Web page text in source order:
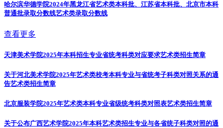
哈尔滨华德学院2024年黑龙江省艺术类本科批、江苏省本科批、北京市本科
普通批录取分数线艺术类录取分数线
查看更多
天津美术学院2025年本科招生专业省统考科类对应要求艺术类招生简章
关于河北美术学院2025年艺术类校考本科专业与省统考子科类对照关系的通
告艺术类招生简章
北京服装学院2025年艺术类本科专业省级统考科类对照表艺术类招生简章
关于公布广西艺术学院2025年本科艺术类招生专业与各省统子科类对照的通